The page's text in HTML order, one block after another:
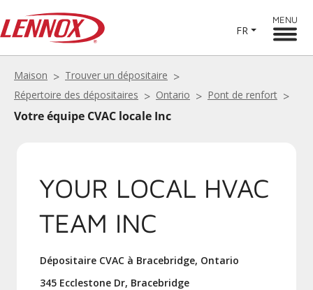
FR
MENU
Maison
Trouver un dépositaire
Répertoire des dépositaires
Ontario Pont de renfort
Votre équipe CVAC locale Inc
YOUR LOCAL HVAC
TEAM INC
Dépositaire CVAC à Bracebridge, Ontario
345 Ecclestone Dr, Bracebridge